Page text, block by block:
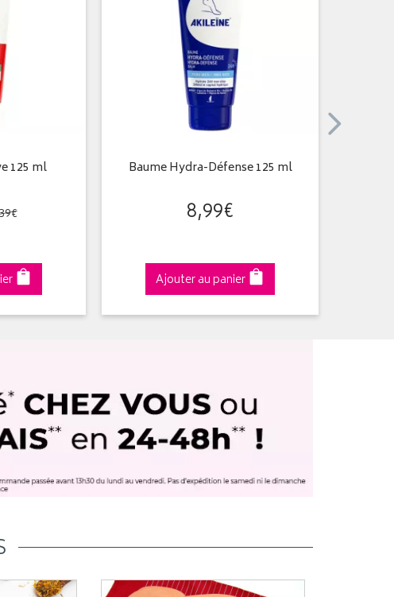
125 ml
€
Baume Hydra-Défense 125 ml
8,99€
Ajouter au panier